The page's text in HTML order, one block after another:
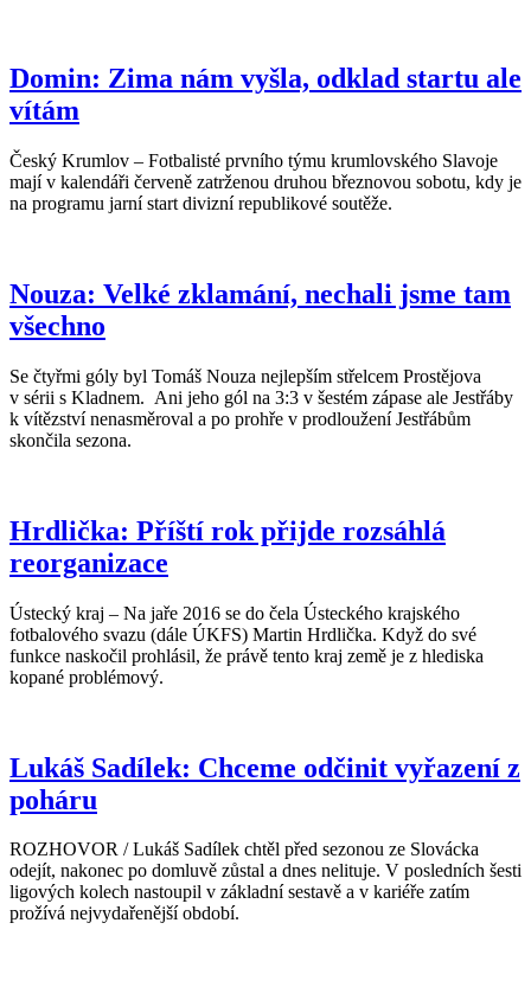
Domin: Zima nám vyšla, odklad startu ale
vítám
Český Krumlov – Fotbalisté prvního týmu krumlovského Slavoje
mají v kalendáři červeně zatrženou druhou březnovou sobotu, kdy je
na programu jarní start divizní republikové soutěže.
Nouza: Velké zklamání, nechali jsme tam
všechno
Se čtyřmi góly byl Tomáš Nouza nejlepším střelcem Prostějova
v sérii s Kladnem. Ani jeho gól na 3:3 v šestém zápase ale Jestřáby
k vítězství nenasměroval a po prohře v prodloužení Jestřábům
skončila sezona.
Hrdlička: Příští rok přijde rozsáhlá
reorganizace
Ústecký kraj – Na jaře 2016 se do čela Ústeckého krajského
fotbalového svazu (dále ÚKFS) Martin Hrdlička. Když do své
funkce naskočil prohlásil, že právě tento kraj země je z hlediska
kopané problémový.
Lukáš Sadílek: Chceme odčinit vyřazení z
poháru
ROZHOVOR / Lukáš Sadílek chtěl před sezonou ze Slovácka
odejít, nakonec po domluvě zůstal a dnes nelituje. V posledních šesti
ligových kolech nastoupil v základní sestavě a v kariéře zatím
prožívá nejvydařenější období.